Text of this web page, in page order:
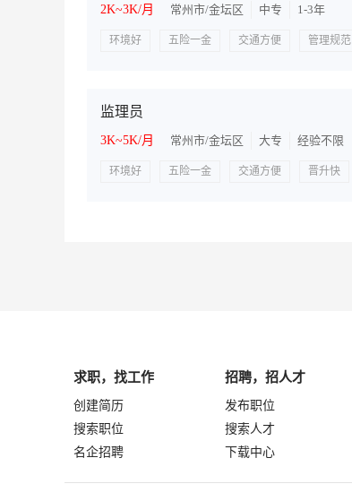
2K~3K/月
常州市/金坛区 中专 1-3年
环境好 五险一金 交通方便 管理规范
监理员
3K~5K/月
常州市/金坛区 大专 经验不限
环境好 五险一金 交通方便 晋升快
求职，找工作
创建简历
搜索职位
名企招聘
招聘，招人才
发布职位
搜索人才
下载中心